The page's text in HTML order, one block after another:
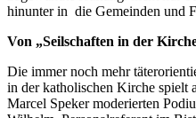
hinunter in die Gemeinden und
Von „Seilschaften in der
Die immer noch mehr
in der katholischen Kirche spielt
Marcel Speker moderierten